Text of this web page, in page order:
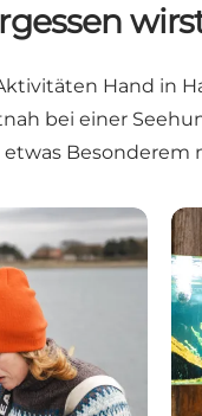
Hand in
bei einer
Besonderem
und